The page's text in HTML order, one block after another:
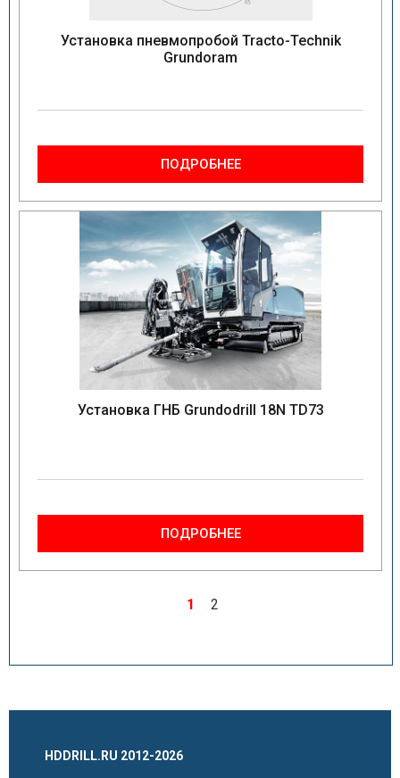
Установка пневмопробой Tracto-Technik
Grundoram
ПОДРОБНЕЕ
Установка ГНБ Grundodrill 18N TD73
ПОДРОБНЕЕ
1 2
HDDRILL.RU 2012-2026